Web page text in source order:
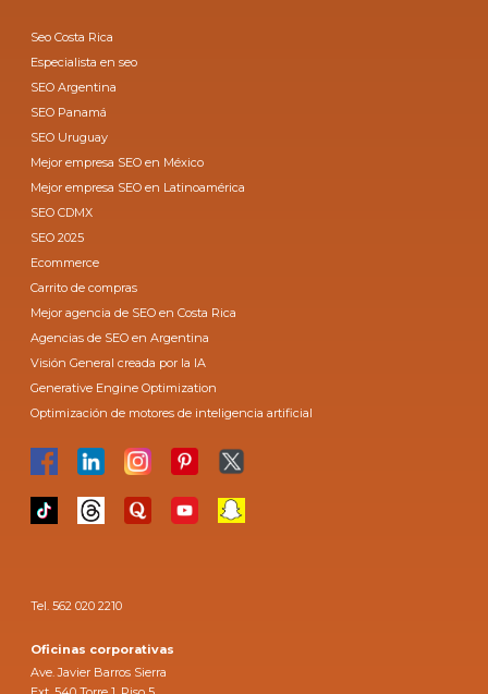
Seo Costa Rica
Especialista en seo
SEO Argentina
SEO Panamá
SEO Uruguay
Mejor empresa SEO en México
Mejor empresa SEO en Latinoamérica
SEO CDMX
SEO 2025
Ecommerce
Carrito de compras
Mejor agencia de SEO en Costa Rica
Agencias de SEO en Argentina
Visión General creada por la IA
Generative Engine Optimization
Optimización de motores de inteligencia artificial
Tel. 562 020 2210
Oficinas corporativas
Ave. Javier Barros Sierra